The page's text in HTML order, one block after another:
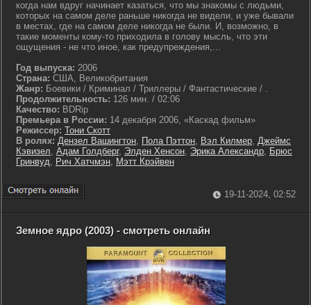
когда нам вдруг начинает казаться, что мы знакомы с людьми,
которых на самом деле раньше никогда не видели, и уже бывали
в местах, где на самом деле никогда не были. И, возможно, в
такие моменты кому-то приходила в голову мысль, что эти
ощущения - не что иное, как предупреждения,...
Год выпуска: 2006
Страна: США, Великобритания
Жанр: Боевики / Криминал / Триллеры / Фантастические / .
Продолжительность: 126 мин. / 02:06
Качество: BDRip
Премьера в России: 14 декабря 2006, «Каскад фильм»
Режиссер: Тони Скотт
В ролях: Дензел Вашингтон, Пола Пэттон, Вэл Килмер, Джеймс
Кэвизел, Адам Голдберг, Элден Хенсон, Эрика Александр, Брюс
Гринвуд, Рич Хатчмэн, Мэтт Крэйвен
19-11-2024, 02:52
Земное ядро (2003) - смотреть онлайн